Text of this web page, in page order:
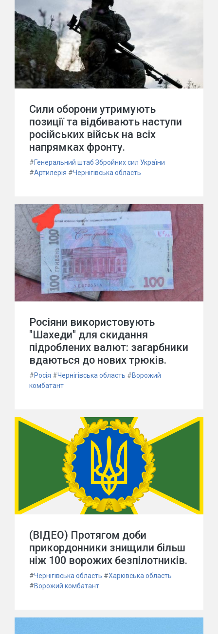
Сили оборони утримують
позиції та відбивають наступи
російських військ на всіх
напрямках фронту.
#Генеральний штаб Збройних сил України
#Артилерія #Чернігівська область
Росіяни використовують
"Шахеди" для скидання
підроблених валют: загарбники
вдаються до нових трюків.
#Росія #Чернігівська область #Ворожий
комбатант
(ВІДЕО) Протягом доби
прикордонники знищили більш
ніж 100 ворожих безпілотників.
#Чернігівська область #Харківська область
#Ворожий комбатант